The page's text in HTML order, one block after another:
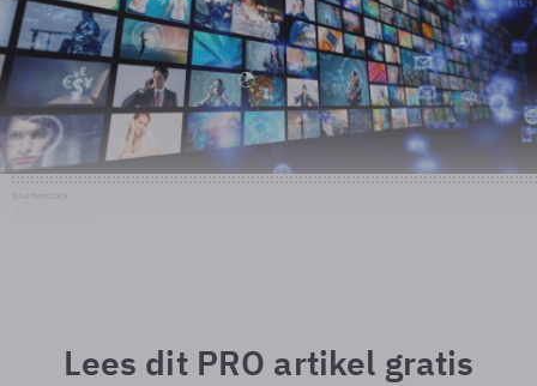
Lees dit PRO artikel gratis